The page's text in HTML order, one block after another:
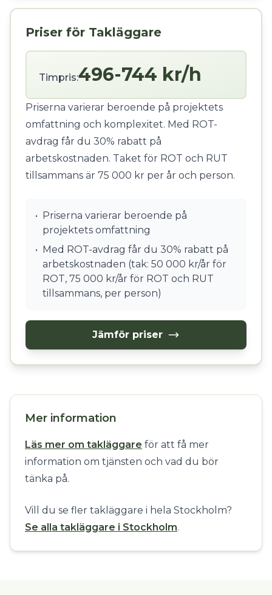
Priser för Takläggare
Timpris:496-744 kr/h
Priserna varierar beroende på projektets
omfattning och komplexitet. Med ROT-
avdrag får du 30% rabatt på
arbetskostnaden. Taket för ROT och RUT
tillsammans är 75 000 kr per år och person.
• Priserna varierar beroende på
projektets omfattning
• Med ROT-avdrag får du 30% rabatt på
arbetskostnaden (tak: 50 000 kr/år för
ROT, 75 000 kr/år för ROT och RUT
tillsammans, per person)
Jämför priser
Mer information
Läs mer om takläggare för att få mer
information om tjänsten och vad du bör
tänka på.
Vill du se fler takläggare i hela Stockholm?
Se alla takläggare i Stockholm.